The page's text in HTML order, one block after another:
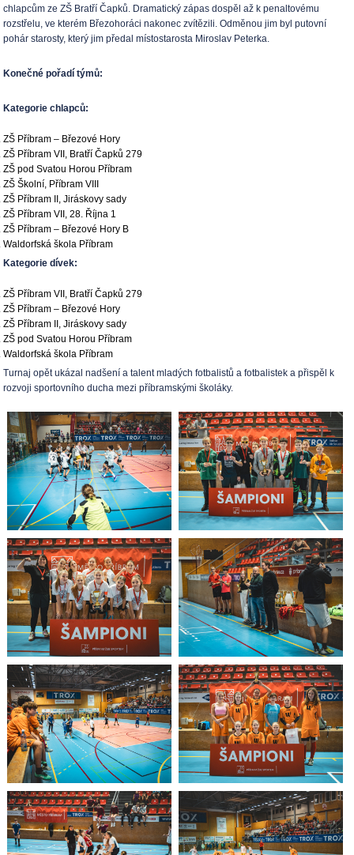
chlapcům ze ZŠ Bratří Čapků. Dramatický zápas dospěl až k penaltovému
rozstřelu, ve kterém Březohoráci nakonec zvítězili. Odměnou jim byl putovní
pohár starosty, který jim předal místostarosta Miroslav Peterka.
Konečné pořadí týmů:
Kategorie chlapců:
ZŠ Příbram – Březové Hory
ZŠ Příbram VII, Bratří Čapků 279
ZŠ pod Svatou Horou Příbram
ZŠ Školní, Příbram VIII
ZŠ Příbram II, Jiráskovy sady
ZŠ Příbram VII, 28. Října 1
ZŠ Příbram – Březové Hory B
Waldorfská škola Příbram
Kategorie dívek:
ZŠ Příbram VII, Bratří Čapků 279
ZŠ Příbram – Březové Hory
ZŠ Příbram II, Jiráskovy sady
ZŠ pod Svatou Horou Příbram
Waldorfská škola Příbram
Turnaj opět ukázal nadšení a talent mladých fotbalistů a fotbalistek a přispěl k
rozvoji sportovního ducha mezi příbramskými školáky.